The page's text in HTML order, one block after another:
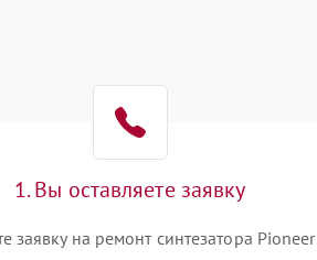
1. Вы оставляете заявку
заявку на ремонт синтезатора Pioneer